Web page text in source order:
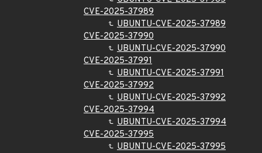
CVE-2025-37989
UBUNTU-CVE-2025-37989
CVE-2025-37990
UBUNTU-CVE-2025-37990
CVE-2025-37991
UBUNTU-CVE-2025-37991
CVE-2025-37992
UBUNTU-CVE-2025-37992
CVE-2025-37994
UBUNTU-CVE-2025-37994
CVE-2025-37995
UBUNTU-CVE-2025-37995